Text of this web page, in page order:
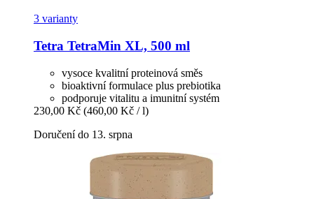
3 varianty
Tetra TetraMin XL, 500 ml
vysoce kvalitní proteinová směs
bioaktivní formulace plus prebiotika
podporuje vitalitu a imunitní systém
230,00 Kč (460,00 Kč / l)
Doručení do 13. srpna